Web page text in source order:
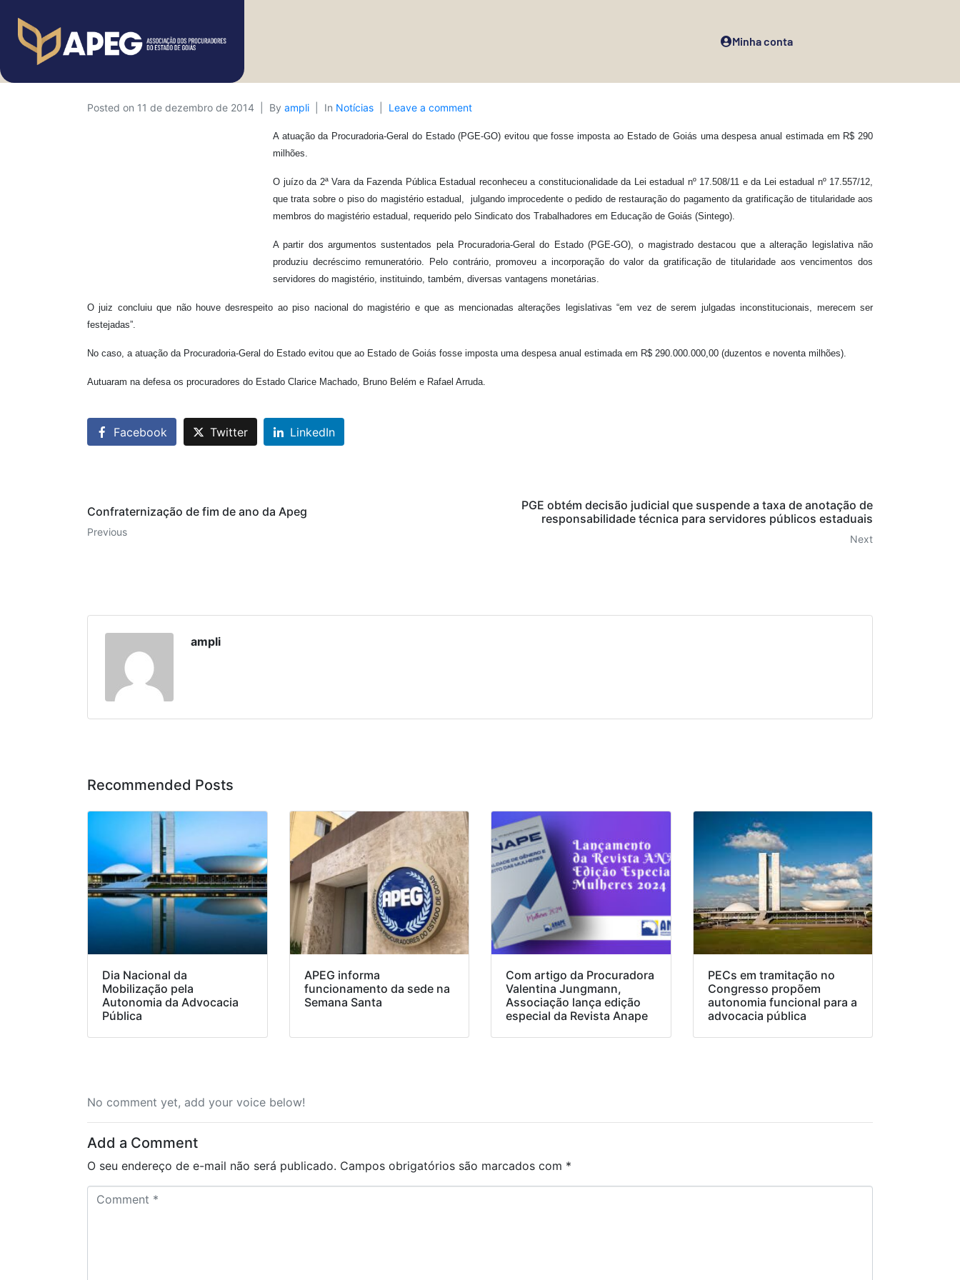
Minha conta
Posted on 11 de dezembro de 2014 By ampli In Notícias Leave a comment
A atuação da Procuradoria-Geral do Estado (PGE-GO) evitou que fosse imposta ao Estado de Goiás uma despesa anual estimada em R$ 290
milhões.
O juízo da 2ª Vara da Fazenda Pública Estadual reconheceu a constitucionalidade da Lei estadual nº 17.508/11 e da Lei estadual nº 17.557/12,
que trata sobre o piso do magistério estadual, julgando improcedente o pedido de restauração do pagamento da gratificação de titularidade aos
membros do magistério estadual, requerido pelo Sindicato dos Trabalhadores em Educação de Goiás (Sintego).
A partir dos argumentos sustentados pela Procuradoria-Geral do Estado (PGE-GO), o magistrado destacou que a alteração legislativa não
produziu decréscimo remuneratório. Pelo contrário, promoveu a incorporação do valor da gratificação de titularidade aos vencimentos dos
servidores do magistério, instituindo, também, diversas vantagens monetárias.
O juiz concluiu que não houve desrespeito ao piso nacional do magistério e que as mencionadas alterações legislativas “em vez de serem julgadas inconstitucionais, merecem ser
festejadas”.
No caso, a atuação da Procuradoria-Geral do Estado evitou que ao Estado de Goiás fosse imposta uma despesa anual estimada em R$ 290.000.000,00 (duzentos e noventa milhões).
Autuaram na defesa os procuradores do Estado Clarice Machado, Bruno Belém e Rafael Arruda.
Facebook Twitter LinkedIn
Confraternização de fim de ano da Apeg
Previous
PGE obtém decisão judicial que suspende a taxa de anotação de
responsabilidade técnica para servidores públicos estaduais
Next
ampli
Recommended Posts
Dia Nacional da
Mobilização pela
Autonomia da Advocacia
Pública
APEG informa
funcionamento da sede na
Semana Santa
Com artigo da Procuradora
Valentina Jungmann,
Associação lança edição
especial da Revista Anape
PECs em tramitação no
Congresso propõem
autonomia funcional para a
advocacia pública
No comment yet, add your voice below!
Add a Comment
O seu endereço de e-mail não será publicado. Campos obrigatórios são marcados com *